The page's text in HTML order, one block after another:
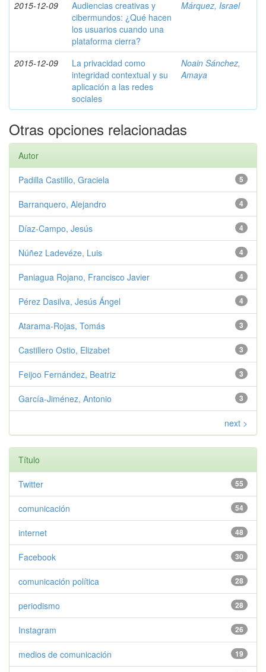
2015-12-09
Audiencias creativas y
cibermundos: ¿Qué hacen
los usuarios cuando una
plataforma cierra?
Márquez, Israel
2015-12-09
La privacidad como
integridad contextual y su
aplicación a las redes
sociales
Noain Sánchez,
Amaya
Otras opciones relacionadas
Autor
5
Padilla Castillo, Graciela
4
Barranquero, Alejandro
4
Díaz-Campo, Jesús
4
Núñez Ladevéze, Luis
4
Paniagua Rojano, Francisco Javier
4
Pérez Dasilva, Jesús Ángel
3
Atarama-Rojas, Tomás
3
Castillero Ostio, Elizabet
3
Feijoo Fernández, Beatriz
3
García-Jiménez, Antonio
next >
Título
55
Twitter
54
comunicación
48
internet
30
Facebook
28
comunicación política
28
periodismo
26
Instagram
19
medios de comunicación